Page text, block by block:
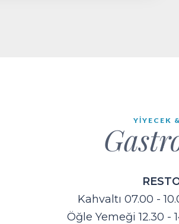
YIYECEK
Kahvaltı 07.00 -
Öğle Yemeği 12.30 -